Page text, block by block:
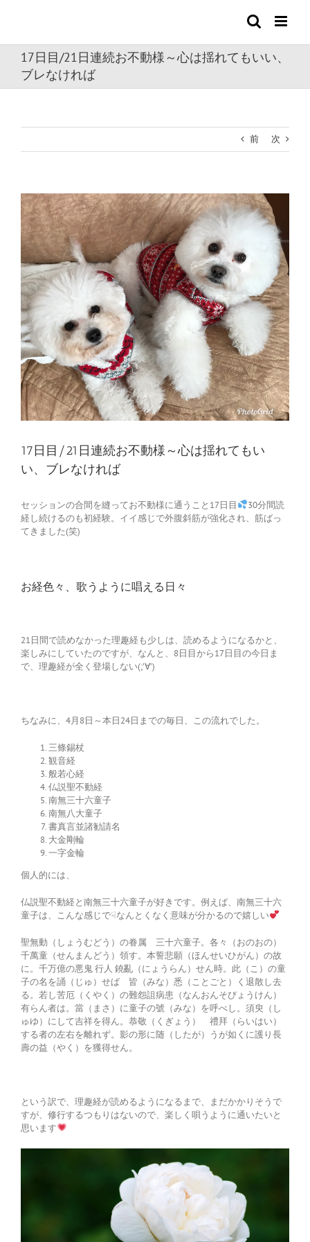
17日目/21日連続お不動様～心は揺れてもいい、
ブレなければ
前 次
View
Larger
Image
17日目/21日連続お不動様～心は揺れてもい
い、ブレなければ
セッションの合間を縫ってお不動様に通うこと17日目
30分間読
経し続けるのも初経験。イイ感じで外腹斜筋が強化され、筋ばっ
てきました(笑)
お経色々、歌うように唱える日々
21日間で読めなかった理趣経も少しは、読めるようになるかと、
楽しみにしていたのですが、なんと、8日目から17日目の今日ま
で、理趣経が全く登場しない(;’∀’)
ちなみに、4月8日～本日24日までの毎日、この流れでした。
三條錫杖
観音経
般若心経
仏説聖不動経
南無三十六童子
南無八大童子
書真言並諸勧請名
大金剛輪
一字金輪
個人的には、
仏説聖不動経と南無三十六童子が好きです。例えば、南無三十六
童子は、こんな感じで☟なんとくなく意味が分かるので嬉しい
聖無動（しょうむどう）の眷属 三十六童子。各々（おのおの）
千萬童（せんまんどう）領す。本誓悲願（ほんせいひがん）の故
に。千万億の悪鬼 行人 鐃亂（にょうらん）せん時。此（こ）の童
子の名を誦（じゅ）せば 皆（みな）悉（ことごと）く退散し去
る。若し苦厄（くやく）の難怨詛病患（なんおんそびょうけん）
有らん者は。當（まさ）に童子の號（みな）を呼べし。須臾（し
ゅゆ）にして吉祥を得ん。恭敬（くぎょう） 禮拜（らいはい）
する者の左右を離れず。影の形に随（したが）うが如くに護り長
壽の益（やく）を獲得せん。
という訳で、理趣経が読めるようになるまで、まだかかりそうで
すが、修行するつもりはないので、楽しく唄うように通いたいと
思います